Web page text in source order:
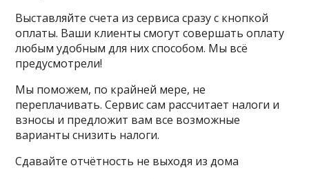
Выставляйте счета из сервиса сразу с кнопкой
оплаты. Ваши клиенты смогут совершать оплату
любым удобным для них способом. Мы всё
предусмотрели!
Мы поможем, по крайней мере, не
переплачивать. Сервис сам рассчитает налоги и
взносы и предложит вам все возможные
варианты снизить налоги.
Сдавайте отчётность не выходя из дома